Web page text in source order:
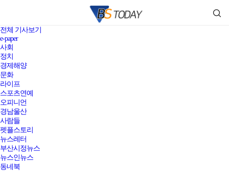
전체 기사보기
e-paper
사회
정치
경제해양
문화
라이프
스포츠연예
오피니언
경남울산
사람들
펫플스토리
뉴스레터
부산시정뉴스
뉴스인뉴스
동네북